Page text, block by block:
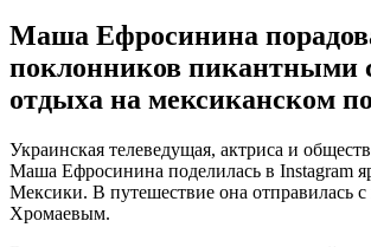
Маша Ефросинина
поклонников пикантными
отдыха на мексиканском
Украинская телеведущая, актриса и
Маша Ефросинина поделилась в Instagram
Мексики. В путешествие она отправилась
Хромаевым.